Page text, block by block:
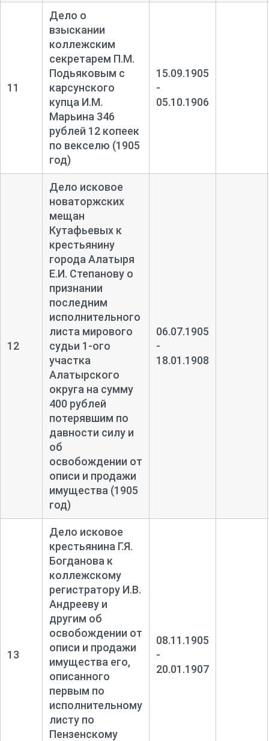
11
Дело о
взыскании
коллежским
секретарем П.М.
Подьяковым с
карсунского
купца И.М.
Марьина 346
рублей 12 копеек
по векселю (1905
год)
15.09.1905
-
05.10.1906
12
Дело исковое
новаторжских
мещан
Кутафьевых к
крестьянину
города Алатыря
Е.И. Степанову о
признании
последним
исполнительного
листа мирового
судьи 1-ого
участка
Алатырского
округа на сумму
400 рублей
потерявшим по
давности силу и
об
освобождении от
описи и продажи
имущества (1905
год)
06.07.1905
-
18.01.1908
13
Дело исковое
крестьянина Г.Я.
Богданова к
коллежскому
регистратору И.В.
Андрееву и
другим об
освобождении от
описи и продажи
имущества его,
описанного
первым по
исполнительному
листу по
Пензенскому
08.11.1905
-
20.01.1907